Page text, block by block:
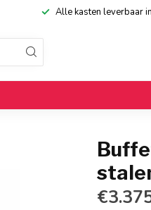
Alle kasten leverbaar